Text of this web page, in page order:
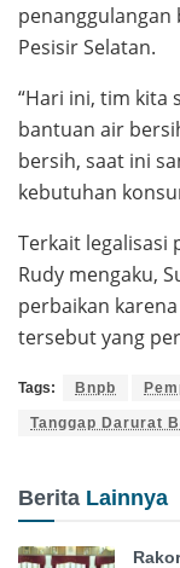
penanggulangan
Pesisir Selatan.
“Hari ini, tim kita
bantuan air
bersih, saat ini
kebutuhan
Terkait
Rudy mengaku,
perbaikan
tersebut yang
Tags: Bnpb
Tanggap Darurat
Berita Lainnya